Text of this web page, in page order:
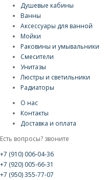
Душевые кабины
Ванны
Аксессуары для ванной
Мойки
Раковины и умывальники
Смесители
Унитазы
Люстры и светильники
Радиаторы
О нас
Контакты
Доставка и оплата
Есть вопросы? звоните
+7 (910) 006-04-36
+7 (920) 005-66-31
+7 (950) 355-77-07